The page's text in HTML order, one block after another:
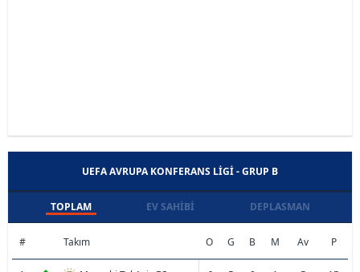
UEFA AVRUPA KONFERANS LIGI - GRUP B
TOPLAM EV SAHIBI DEPLASMAN
# Takım O G B M Av P